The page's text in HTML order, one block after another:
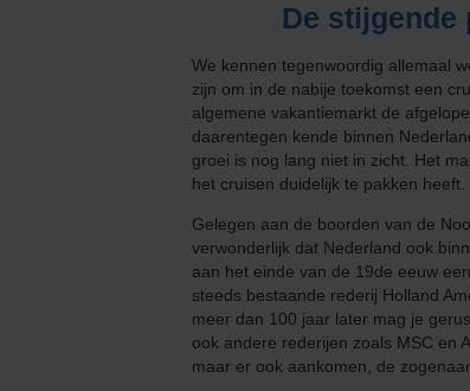
Expeditiecruises
Hapag-
Holland
Norwegian
Oceania
P&O
De
We kennen tegenwoordig allemaal
zijn om in de nabije toekomst een
algemene vakantiemarkt de
daarentegen kende binnen
groei is nog lang niet in zicht. Het
het cruisen duidelijk te pakken heeft.
Gelegen aan de boorden van de
verwonderlijk dat Nederland ook
aan het einde van de 19de eeuw
steeds bestaande rederij Holland
meer dan 100 jaar later mag je
ook andere rederijen zoals MSC en
maar er ook aankomen, de